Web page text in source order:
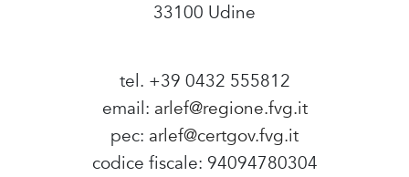
33100 Udine
tel. +39 0432 555812
email: arlef@regione.fvg.it
pec: arlef@certgov.fvg.it
codice fiscale: 94094780304